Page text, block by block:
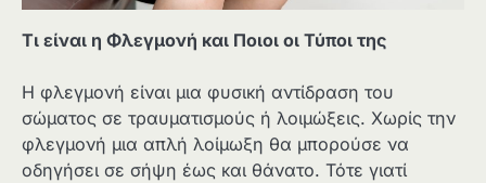
Τι είναι η Φλεγμονή και Ποιοι οι Τύποι της
Η φλεγμονή είναι μια φυσική αντίδραση του
σώματος σε τραυματισμούς ή λοιμώξεις. Χωρίς την
φλεγμονή μια απλή λοίμωξη θα μπορούσε να
οδηγήσει σε σήψη έως και θάνατο. Τότε γιατί